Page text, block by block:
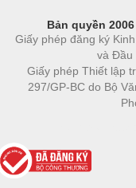
Bản quyền
Giấy phép đăng ký
và Đầu
Giấy phép Thiết lập
297/GP-BC do Bộ